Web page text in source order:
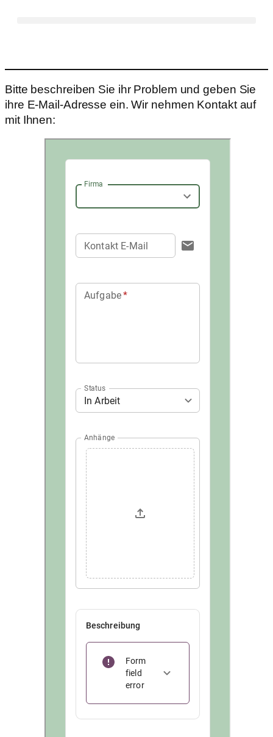
Bitte beschreiben Sie ihr Problem und geben Sie
ihre E-Mail-Adresse ein. Wir nehmen Kontakt auf
mit Ihnen: